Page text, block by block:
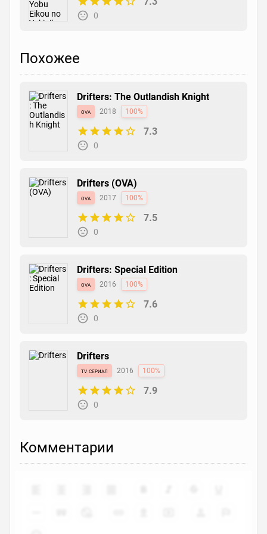
0
Похожее
Drifters: The Outlandish Knight
ova 2018 100%
7.3
0
Drifters (OVA)
ova 2017 100%
7.5
0
Drifters: Special Edition
ova 2016 100%
7.6
0
Drifters
tv сериал 2016 100%
7.9
0
Комментарии